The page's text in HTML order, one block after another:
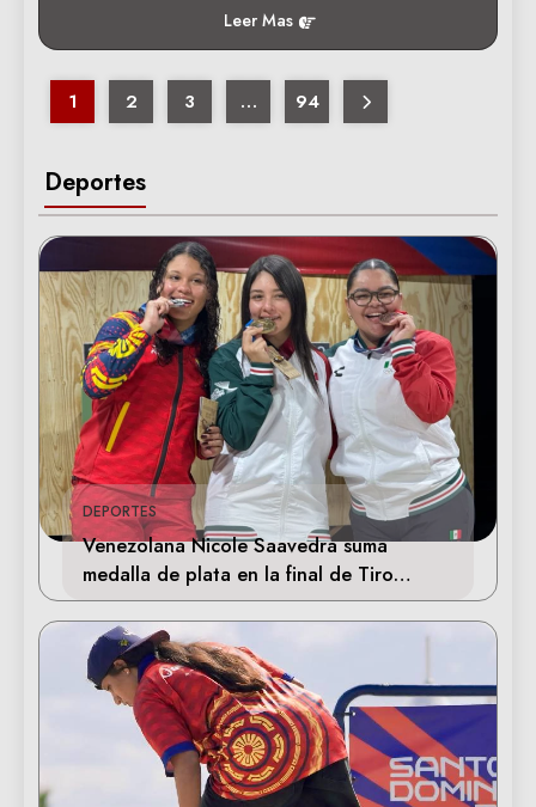
Deportes
DEPORTES
Venezolana Nicole Saavedra suma
medalla de plata en la final de Tiro
Deportivo
Leer Mas
1 2 3 … 94